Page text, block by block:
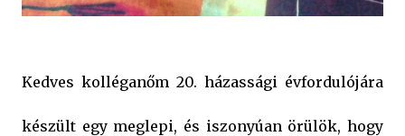
Kedves kolléganőm 20. házassági évfordulójára
készült egy meglepi, és iszonyúan örülök, hogy